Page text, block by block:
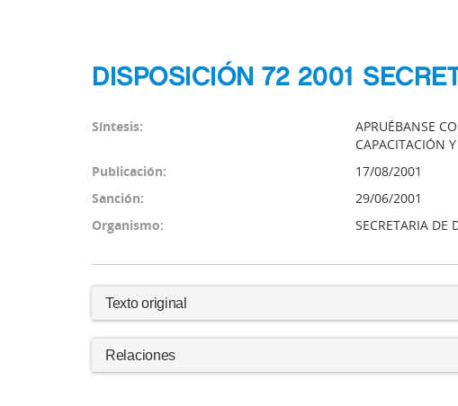
DISPOSICIÓN 72 2001
Síntesis:
APRUÉBANSE
CAPACITACIÓN
Publicación:
17/08/2001
Sanción:
29/06/2001
Organismo:
SECRETARIA DE
Texto original
Relaciones